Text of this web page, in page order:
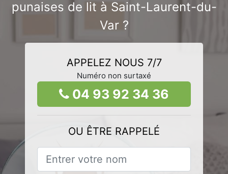
punaises de lit à Saint-Laurent-du-
Var ?
APPELEZ NOUS 7/7
Numéro non surtaxé
04 93 92 34 36
OU ÊTRE RAPPELÉ